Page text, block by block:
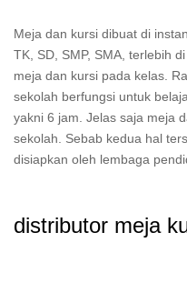
Meja dan kursi dibuat di
TK, SD, SMP, SMA, terlebih
meja dan kursi pada kelas.
sekolah berfungsi untuk
yakni 6 jam. Jelas saja meja
sekolah. Sebab kedua hal
disiapkan oleh lembaga
distributor meja